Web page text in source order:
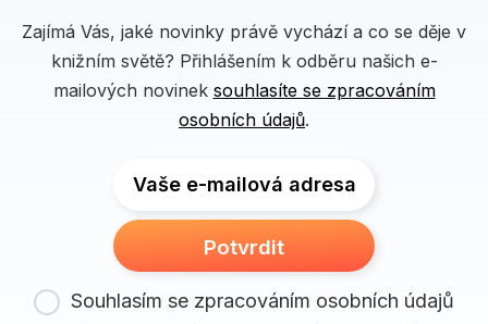
Zajímá Vás, jaké novinky právě vychází a co se děje v
knižním světě? Přihlášením k odběru našich e-
mailových novinek souhlasíte se zpracováním
osobních údajů.
Vaše e-mailová adresa
Potvrdit
Souhlasím se zpracováním osobních údajů